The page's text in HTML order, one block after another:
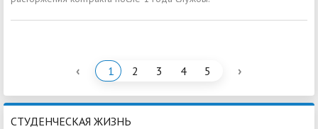
‹ 1 2 3 4 5 ›
СТУДЕНЧЕСКАЯ ЖИЗНЬ